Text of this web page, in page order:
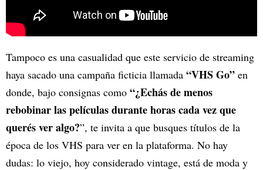
Tampoco es una casualidad que este servicio de streaming
haya sacado una campaña ficticia llamada “VHS Go” en
donde, bajo consignas como “¿Echás de menos
rebobinar las películas durante horas cada vez que
querés ver algo?”, te invita a que busques títulos de la
época de los VHS para ver en la plataforma. No hay
dudas: lo viejo, hoy considerado vintage, está de moda y